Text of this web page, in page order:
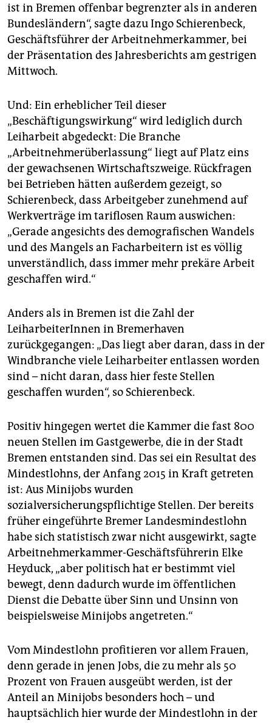
ist in Bremen offenbar begrenzter als in anderen
Bundesländern“, sagte dazu Ingo Schierenbeck,
Geschäftsführer der Arbeitnehmerkammer, bei
der Präsentation des Jahresberichts am gestrigen
Mittwoch.
Und: Ein erheblicher Teil dieser
„Beschäftigungswirkung“ wird lediglich durch
Leiharbeit abgedeckt: Die Branche
„Arbeitnehmerüberlassung“ liegt auf Platz eins
der gewachsenen Wirtschaftszweige. Rückfragen
bei Betrieben hätten außerdem gezeigt, so
Schierenbeck, dass Arbeitgeber zunehmend auf
Werkverträge im tariflosen Raum auswichen:
„Gerade angesichts des demografischen Wandels
und des Mangels an Facharbeitern ist es völlig
unverständlich, dass immer mehr prekäre Arbeit
geschaffen wird.“
Anders als in Bremen ist die Zahl der
LeiharbeiterInnen in Bremerhaven
zurückgegangen: „Das liegt aber daran, dass in der
Windbranche viele Leiharbeiter entlassen worden
sind – nicht daran, dass hier feste Stellen
geschaffen wurden“, so Schierenbeck.
Positiv hingegen wertet die Kammer die fast 800
neuen Stellen im Gastgewerbe, die in der Stadt
Bremen entstanden sind. Das sei ein Resultat des
Mindestlohns, der Anfang 2015 in Kraft getreten
ist: Aus Minijobs wurden
sozialversicherungspflichtige Stellen. Der bereits
früher eingeführte Bremer Landesmindestlohn
habe sich statistisch zwar nicht ausgewirkt, sagte
Arbeitnehmerkammer-Geschäftsführerin Elke
Heyduck, „aber politisch hat er bestimmt viel
bewegt, denn dadurch wurde im öffentlichen
Dienst die Debatte über Sinn und Unsinn von
beispielsweise Minijobs angetreten.“
Vom Mindestlohn profitieren vor allem Frauen,
denn gerade in jenen Jobs, die zu mehr als 50
Prozent von Frauen ausgeübt werden, ist der
Anteil an Minijobs besonders hoch – und
hauptsächlich hier wurde der Mindestlohn in der